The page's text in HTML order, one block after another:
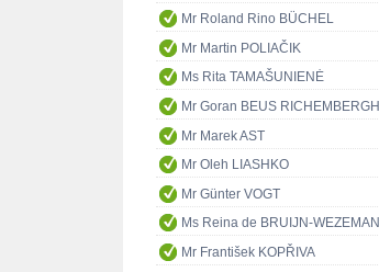
Mr Roland Rino BÜCHEL
Mr Martin POLIAČIK
Ms Rita TAMAŠUNIENĖ
Mr Goran BEUS RICHEMBERGH
Mr Marek AST
Mr Oleh LIASHKO
Mr Günter VOGT
Ms Reina de BRUIJN-WEZEMAN
Mr František KOPŘIVA